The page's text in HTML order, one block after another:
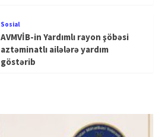
Sosial
AVMVİB-in Yardımlı rayon şöbəsi
aztəminatlı ailələrə yardım
göstərib